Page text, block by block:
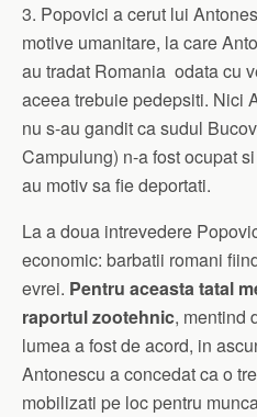
3. Popovici a cerut lui
motive umanitare, la care
au tradat Romania odata cu
aceea trebuie pedepsiti. Nici
nu s-au gandit ca sudul
Campulung) n-a fost ocupat
au motiv sa fie deportati.
La a doua intrevedere
economic: barbatii romani
evrei. Pentru aceasta tatal
raportul zootehnic, mentind
lumea a fost de acord, in
Antonescu a concedat ca o
mobilizati pe loc pentru